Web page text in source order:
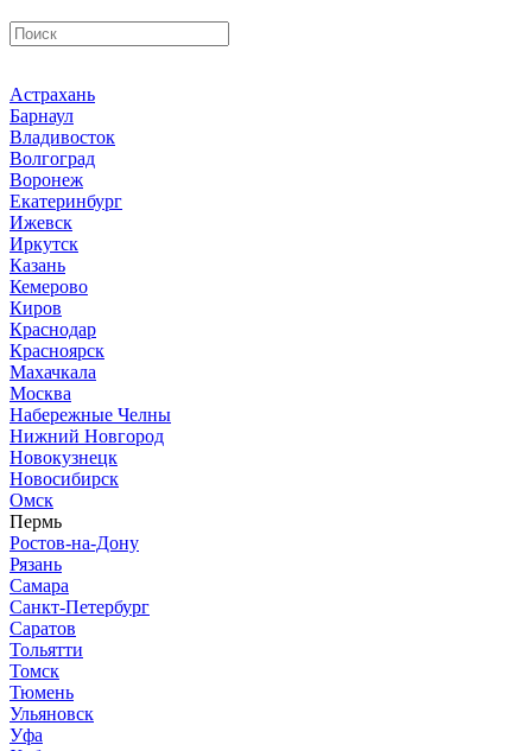
Астрахань
Барнаул
Владивосток
Волгоград
Воронеж
Екатеринбург
Ижевск
Иркутск
Казань
Кемерово
Киров
Краснодар
Красноярск
Махачкала
Москва
Набережные Челны
Нижний Новгород
Новокузнецк
Новосибирск
Омск
Пермь
Ростов-на-Дону
Рязань
Самара
Санкт-Петербург
Саратов
Тольятти
Томск
Тюмень
Ульяновск
Уфа